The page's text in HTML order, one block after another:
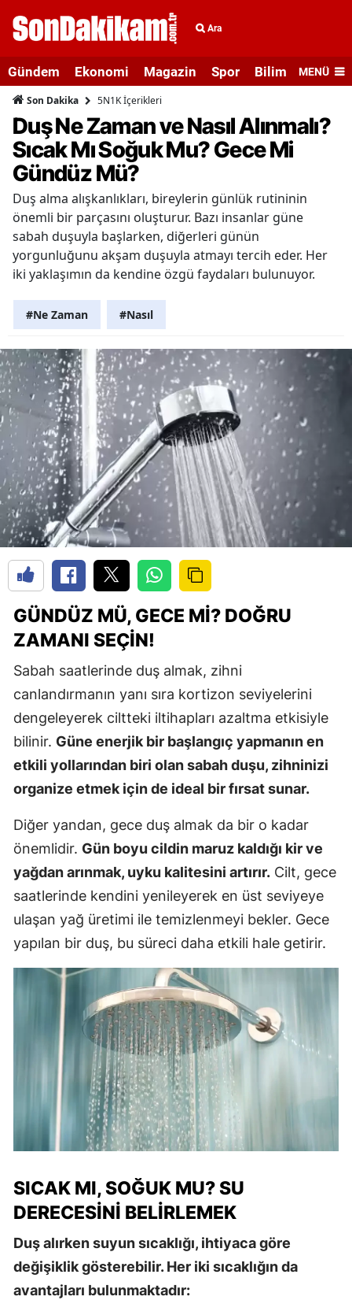
Ara
Gündem Ekonomi Magazin Spor Bilim veMENÜ
Son Dakika 5N1K İçerikleri
Duş Ne Zaman ve Nasıl Alınmalı?
Sıcak Mı Soğuk Mu? Gece Mi
Gündüz Mü?
Duş alma alışkanlıkları, bireylerin günlük rutininin
önemli bir parçasını oluşturur. Bazı insanlar güne
sabah duşuyla başlarken, diğerleri günün
yorgunluğunu akşam duşuyla atmayı tercih eder. Her
iki yaklaşımın da kendine özgü faydaları bulunuyor.
#Ne Zaman #Nasıl
GÜNDÜZ MÜ, GECE MI? DOĞRU
ZAMANI SEÇIN!
Sabah saatlerinde duş almak, zihni
canlandırmanın yanı sıra kortizon seviyelerini
dengeleyerek ciltteki iltihapları azaltma etkisiyle
bilinir. Güne enerjik bir başlangıç yapmanın en
etkili yollarından biri olan sabah duşu, zihninizi
organize etmek için de ideal bir fırsat sunar.
Diğer yandan, gece duş almak da bir o kadar
önemlidir. Gün boyu cildin maruz kaldığı kir ve
yağdan arınmak, uyku kalitesini artırır. Cilt, gece
saatlerinde kendini yenileyerek en üst seviyeye
ulaşan yağ üretimi ile temizlenmeyi bekler. Gece
yapılan bir duş, bu süreci daha etkili hale getirir.
SICAK MI, SOĞUK MU? SU
DERECESINI BELIRLEMEK
Duş alırken suyun sıcaklığı, ihtiyaca göre
değişiklik gösterebilir. Her iki sıcaklığın da
avantajları bulunmaktadır: